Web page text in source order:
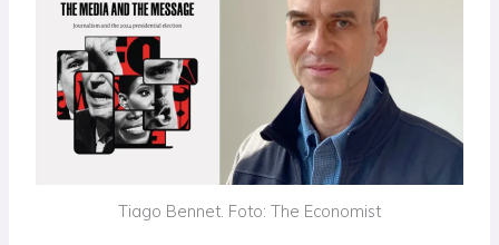
Tiago Bennet. Foto: The Economist